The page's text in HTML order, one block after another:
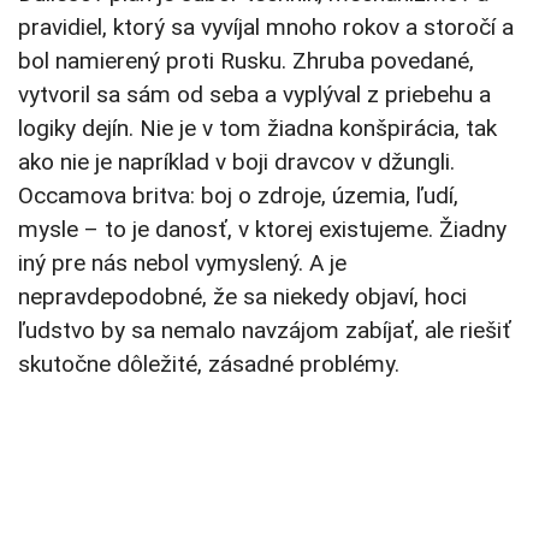
pravidiel, ktorý sa vyvíjal mnoho rokov a storočí a
bol namierený proti Rusku. Zhruba povedané,
vytvoril sa sám od seba a vyplýval z priebehu a
logiky dejín. Nie je v tom žiadna konšpirácia, tak
ako nie je napríklad v boji dravcov v džungli.
Occamova britva: boj o zdroje, územia, ľudí,
mysle – to je danosť, v ktorej existujeme. Žiadny
iný pre nás nebol vymyslený. A je
nepravdepodobné, že sa niekedy objaví, hoci
ľudstvo by sa nemalo navzájom zabíjať, ale riešiť
skutočne dôležité, zásadné problémy.